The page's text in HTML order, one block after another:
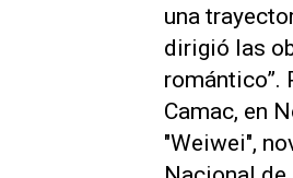
una
dirigió las
romántico”.
Camac, en
"Weiwei",